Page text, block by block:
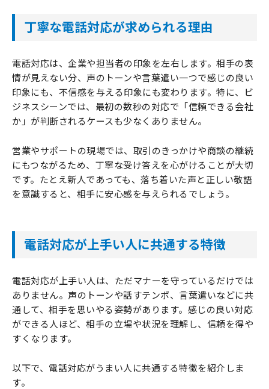
丁寧な電話対応が求められる理由
電話対応は、企業や担当者の印象を左右します。相手の表
情が見えない分、声のトーンや言葉遣い一つで感じの良い
印象にも、不信感を与える印象にも変わります。特に、ビ
ジネスシーンでは、最初の数秒の対応で「信頼できる会社
か」が判断されるケースも少なくありません。
営業やサポートの現場では、取引のきっかけや商談の継続
にもつながるため、丁寧な受け答えを心がけることが大切
です。たとえ新人であっても、落ち着いた声と正しい敬語
を意識すると、相手に安心感を与えられるでしょう。
電話対応が上手い人に共通する特徴
電話対応が上手い人は、ただマナーを守っているだけでは
ありません。声のトーンや話すテンポ、言葉遣いなどに共
通して、相手を思いやる姿勢があります。感じの良い対応
ができる人ほど、相手の立場や状況を理解し、信頼を得や
すくなります。
以下で、電話対応がうまい人に共通する特徴を紹介しま
す。